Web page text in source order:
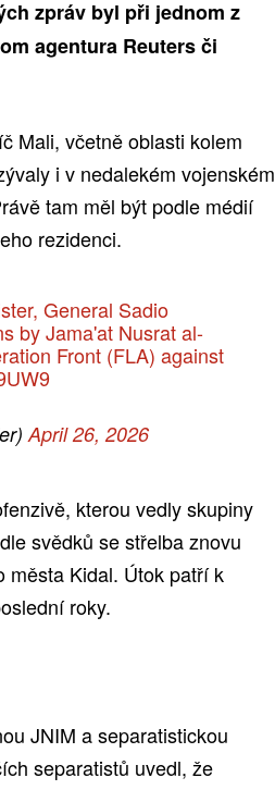
zpráv byl při jednom z
agentura Reuters či
Mali, včetně oblasti kolem
i v nedalekém vojenském
tam měl být podle médií
rezidenci.
General Sadio
by Jama'at Nusrat al-
Front (FLA) against
April 26, 2026
kterou vedly skupiny
svědků se střelba znovu
města Kidal. Útok patří k
roky.
JNIM a separatistickou
separatistů uvedl, že